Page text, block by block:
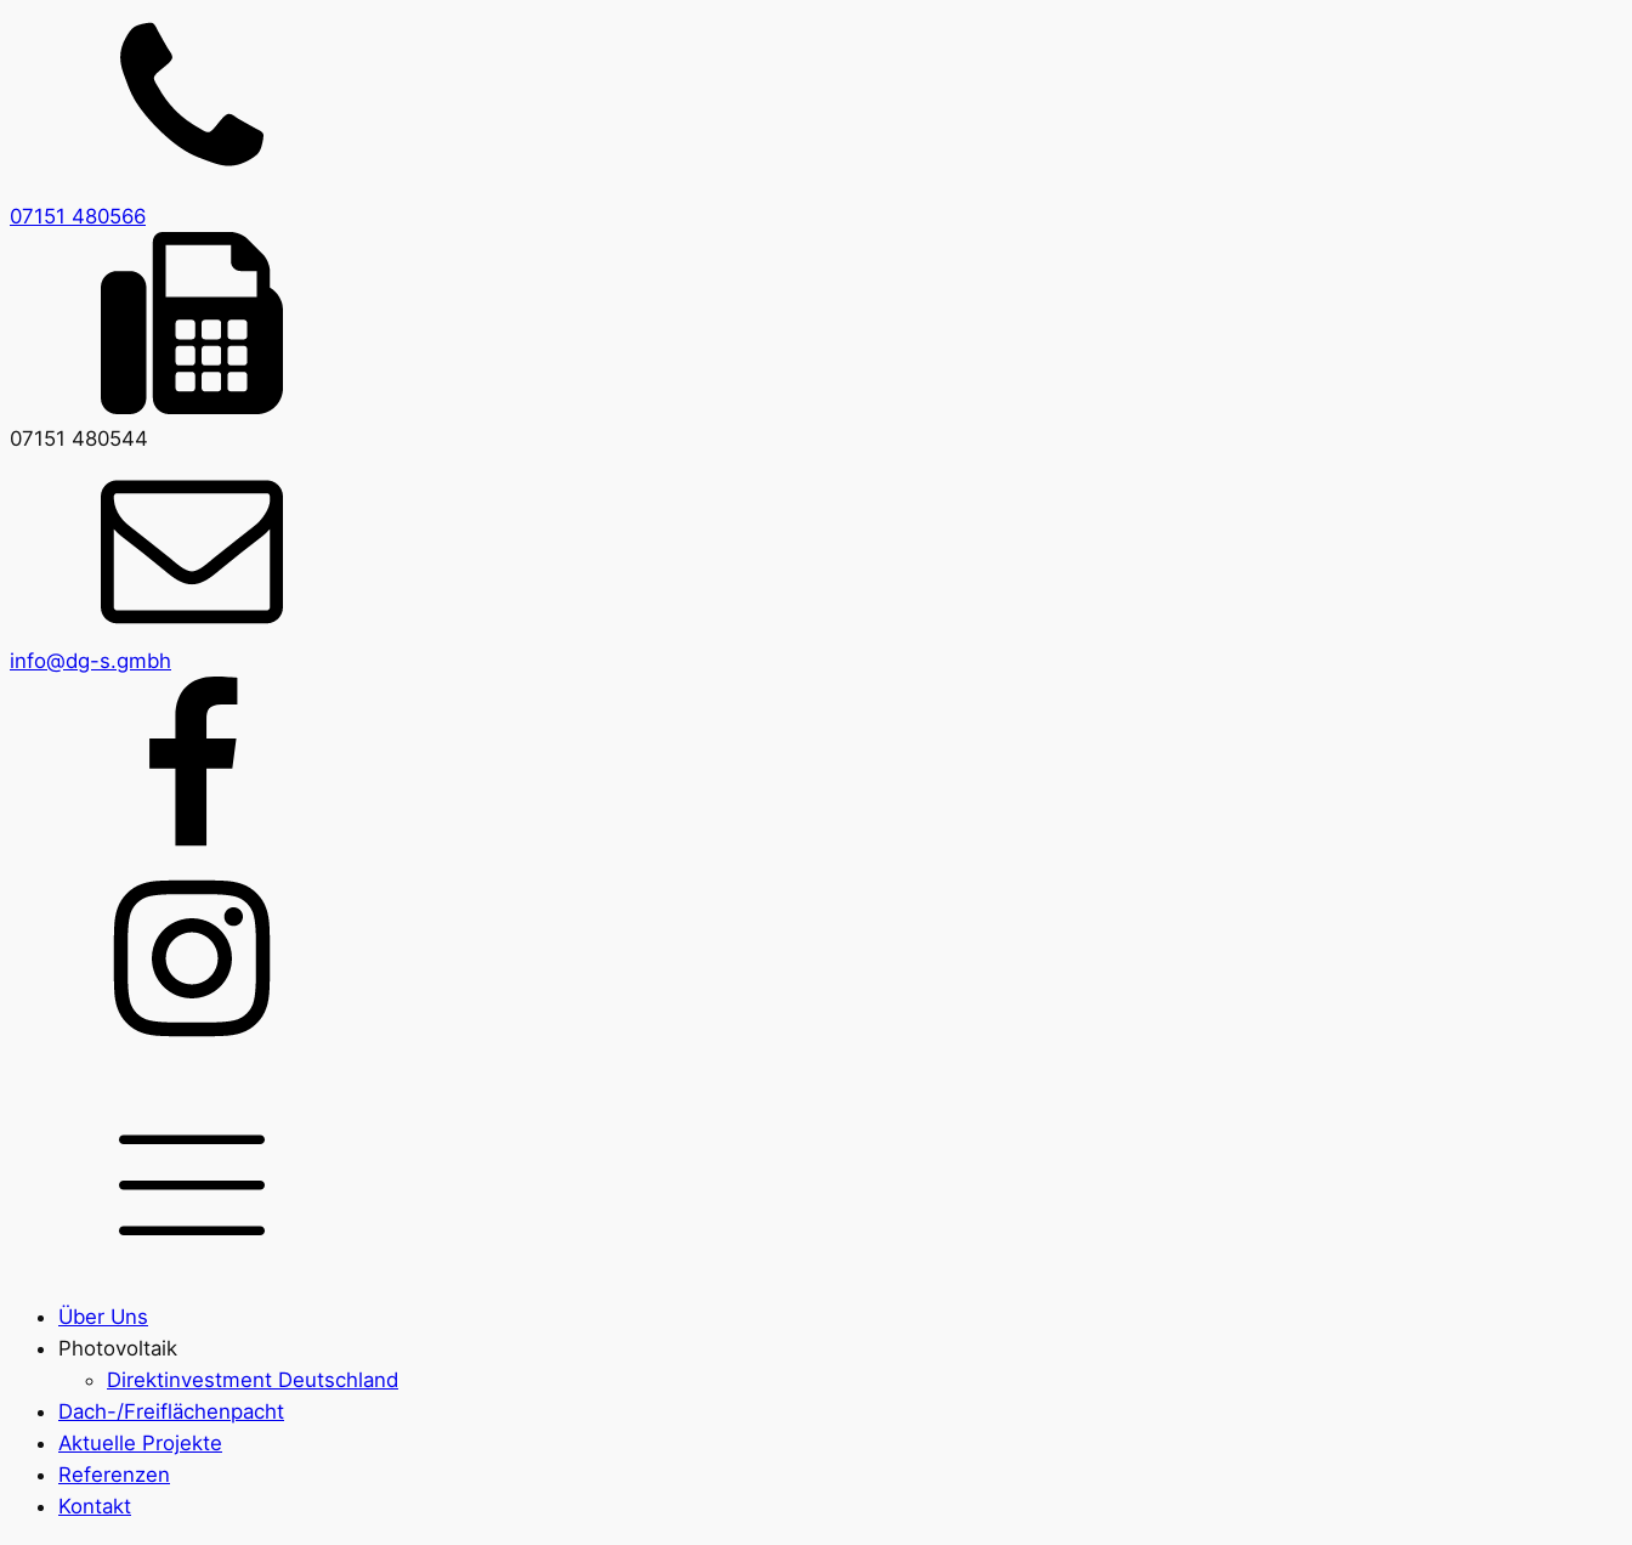
07151 480566
07151 480544
info@dg-s.gmbh
Über Uns
Photovoltaik
Direktinvestment Deutschland
Dach-/Freiflächenpacht
Aktuelle Projekte
Referenzen
Kontakt